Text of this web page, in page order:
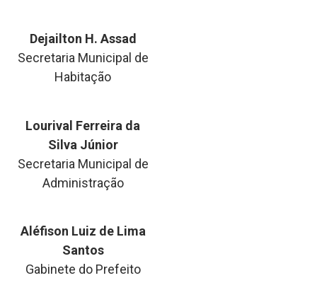
Dejailton H. Assad
Secretaria Municipal de
Habitação
Lourival Ferreira da
Silva Júnior
Secretaria Municipal de
Administração
Aléfison Luiz de Lima
Santos
Gabinete do Prefeito